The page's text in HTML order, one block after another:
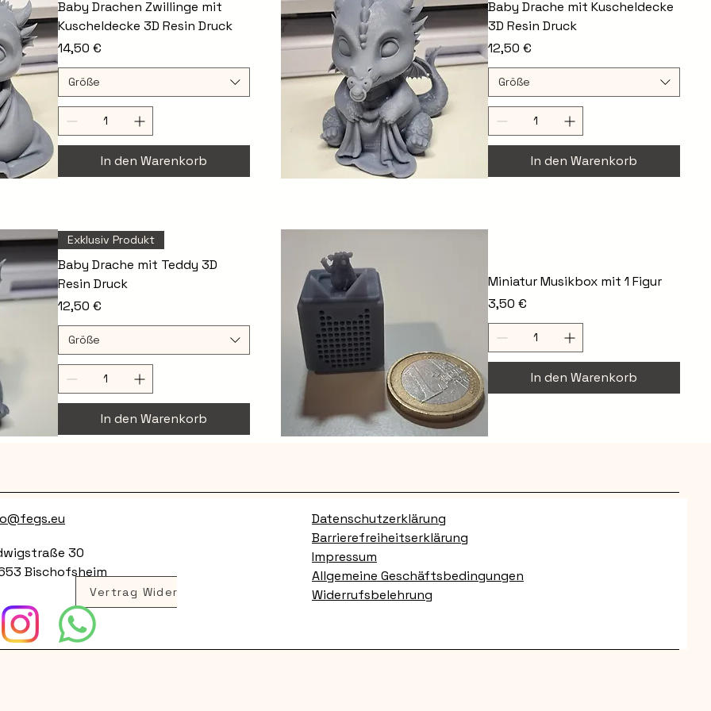
Baby Drachen Zwillinge mit
Kuscheldecke 3D Resin Druck
Preis
14,50 €
Größe
In den Warenkorb
Baby Drache mit Kuscheldecke
3D Resin Druck
Preis
12,50 €
Größe
In den Warenkorb
Exklusiv Produkt
Baby Drache mit Teddy 3D
Resin Druck
Preis
12,50 €
Größe
In den Warenkorb
Miniatur Musikbox mit 1 Figur
Preis
3,50 €
In den Warenkorb
Vertrag Widerrufen
30
Bischofsheim
Datenschutzerklärung
Barrierefreiheitserklärung
Impressum
Allgemeine Geschäftsbedingungen
Widerrufsbelehrung